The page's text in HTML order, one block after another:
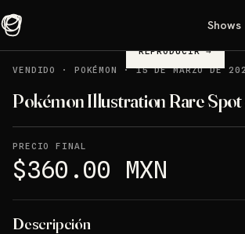
Shows
REPRODUCIR→
VENDIDO
· POKÉMON ·15 DE MARZO DE
Pokémon Illustration Rare Spot
PRECIO FINAL
$360.00 MXN
Descripción